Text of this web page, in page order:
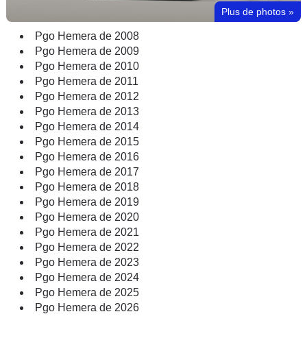
Plus de photos »
Pgo Hemera de 2008
Pgo Hemera de 2009
Pgo Hemera de 2010
Pgo Hemera de 2011
Pgo Hemera de 2012
Pgo Hemera de 2013
Pgo Hemera de 2014
Pgo Hemera de 2015
Pgo Hemera de 2016
Pgo Hemera de 2017
Pgo Hemera de 2018
Pgo Hemera de 2019
Pgo Hemera de 2020
Pgo Hemera de 2021
Pgo Hemera de 2022
Pgo Hemera de 2023
Pgo Hemera de 2024
Pgo Hemera de 2025
Pgo Hemera de 2026